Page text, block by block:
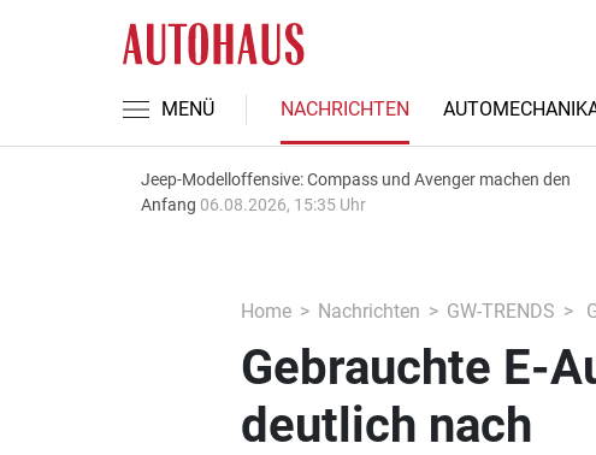
MENÜ NACHRICHTEN
Jeep-Modelloffensive: Compass und Avenger machen den
Anfang 06.08.2026, 15:35 Uhr
Home Nachrichten GW-TRENDS
Gebrauchte E-
deutlich nach